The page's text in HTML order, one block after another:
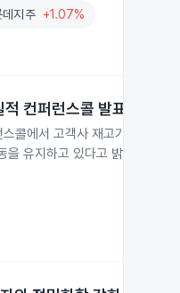
데지주 +1.07%
컨퍼런스콜 발표
콜에서 고객사 재고가 정상화
을 유지하고 있다고 밝혔습니